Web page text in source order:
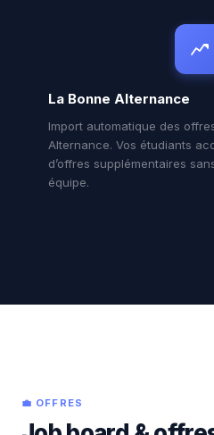
La Bonne Alternance
Import automatique des
Alternance. Vos étudiants
d’offres supplémentaires
équipe.
💼 OFFRES